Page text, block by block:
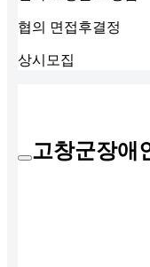
협의 면접후결정
상시모집
고창군장애